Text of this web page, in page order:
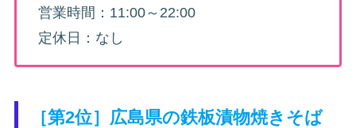
営業時間：11:00～22:00
定休日：なし
［第2位］広島県の鉄板漬物焼きそば